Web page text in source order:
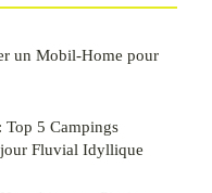
un Mobil-Home pour
Top 5 Campings
Fluvial Idyllique